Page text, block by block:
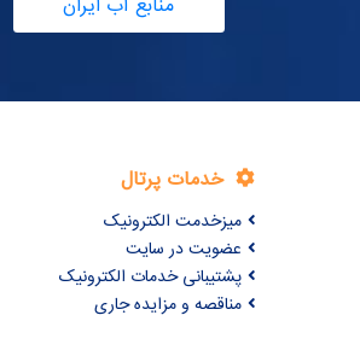
خدمات پرتال
میزخدمت الکترونیک
عضویت در سایت
پشتیبانی خدمات الکترونیک
مناقصه و مزایده جاری